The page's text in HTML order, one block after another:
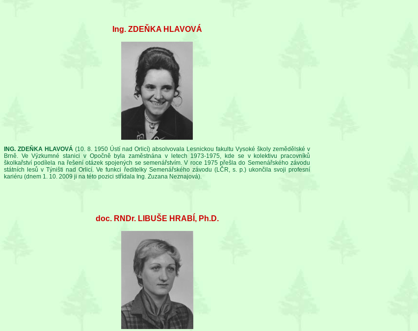
Ing. ZDEŇKA HLAVOVÁ
ING. ZDEŇKA HLAVOVÁ (10. 8. 1950 Ústí nad Orlicí) absolvovala Lesnickou fakultu Vysoké školy zemědělské v
Brně. Ve Výzkumné stanici v Opočně byla zaměstnána v letech 1973-1975, kde se v kolektivu pracovníků
školkařství podílela na řešení otázek spojených se semenářstvím. V roce 1975 přešla do Semenářského závodu
státních lesů v Týništi nad Orlicí. Ve funkci ředitelky Semenářského závodu (LČR, s. p.) ukončila svoji profesní
kariéru (dnem 1. 10. 2009 ji na této pozici střídala Ing. Zuzana Neznajová).
doc. RNDr. LIBUŠE HRABÍ, Ph.D.